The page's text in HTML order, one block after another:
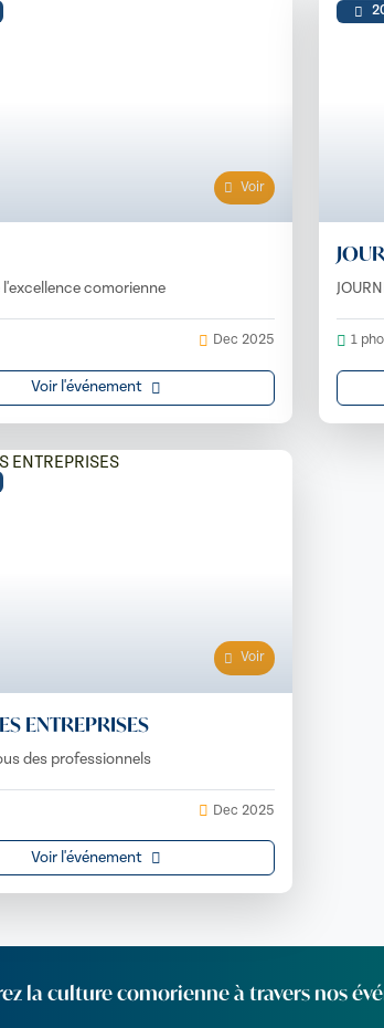
Voir
l'excellence comorienne
Dec 2025
Voir l'événement
1
Voir
ENTREPRISES
des professionnels
Dec 2025
Voir l'événement
la culture comorienne à travers nos